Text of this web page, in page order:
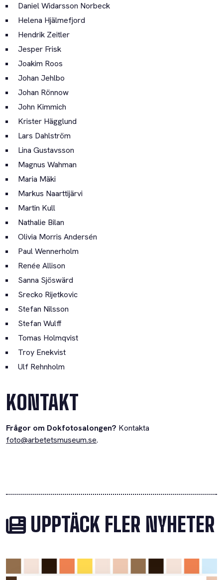
Daniel Widarsson Norbeck
Helena Hjälmefjord
Hendrik Zeitler
Jesper Frisk
Joakim Roos
Johan Jehlbo
Johan Rönnow
John Kimmich
Krister Hägglund
Lars Dahlström
Lina Gustavsson
Magnus Wahman
Maria Mäki
Markus Naarttijärvi
Martin Kull
Nathalie Bilan
Olivia Morris Andersén
Paul Wennerholm
Renée Allison
Sanna Sjöswärd
Srecko Rijetkovic
Stefan Nilsson
Stefan Wulff
Tomas Holmqvist
Troy Enekvist
Ulf Rehnholm
KONTAKT
Frågor om Dokfotosalongen? Kontakta
foto@arbetetsmuseum.se.
UPPTÄCK FLER NYHETER